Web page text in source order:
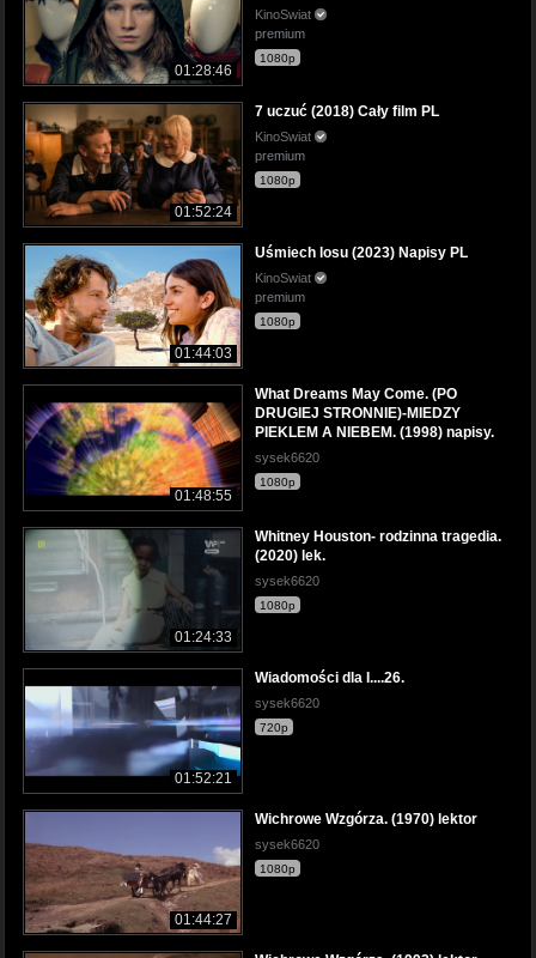
01:28:46
KinoSwiat
premium
1080p
01:52:24
7 uczuć (2018) Cały film PL
KinoSwiat
premium
1080p
01:44:03
Uśmiech losu (2023) Napisy PL
KinoSwiat
premium
1080p
01:48:55
What Dreams May Come. (PO
DRUGIEJ STRONNIE)-MIEDZY
PIEKLEM A NIEBEM. (1998) napisy.
sysek6620
1080p
01:24:33
Whitney Houston- rodzinna tragedia.
(2020) lek.
sysek6620
1080p
01:52:21
Wiadomości dla I....26.
sysek6620
720p
01:44:27
Wichrowe Wzgórza. (1970) lektor
sysek6620
1080p